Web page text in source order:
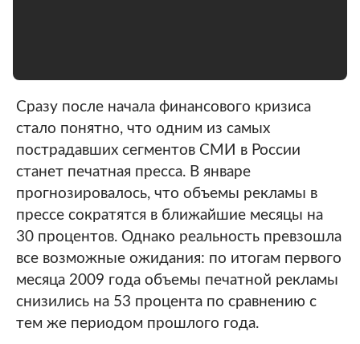
Сразу после начала финансового кризиса
стало понятно, что одним из самых
пострадавших сегментов СМИ в России
станет печатная пресса. В январе
прогнозировалось, что объемы рекламы в
прессе сократятся в ближайшие месяцы на
30 процентов. Однако реальность превзошла
все возможные ожидания: по итогам первого
месяца 2009 года объемы печатной рекламы
снизились на 53 процента по сравнению с
тем же периодом прошлого года.